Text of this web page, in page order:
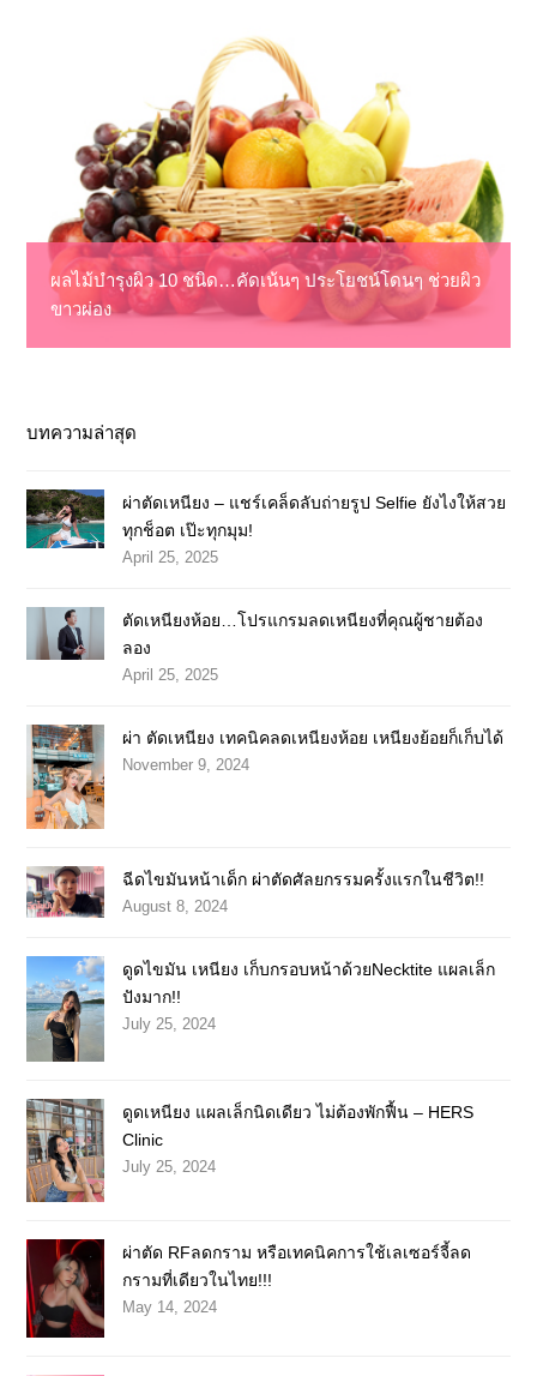
ผลไม้บำรุงผิว 10 ชนิด…คัดเน้นๆ ประโยชน์โดนๆ ช่วยผิว
ขาวผ่อง
บทความล่าสุด
ผ่าตัดเหนียง – แชร์เคล็ดลับถ่ายรูป Selfie ยังไงให้สวย
ทุกช็อต เป๊ะทุกมุม!
April 25, 2025
ตัดเหนียงห้อย…โปรแกรมลดเหนียงที่คุณผู้ชายต้อง
ลอง
April 25, 2025
ผ่า ตัดเหนียง เทคนิคลดเหนียงห้อย เหนียงย้อยก็เก็บได้
November 9, 2024
ฉีดไขมันหน้าเด็ก ผ่าตัดศัลยกรรมครั้งแรกในชีวิต!!
August 8, 2024
ดูดไขมัน เหนียง เก็บกรอบหน้าด้วยNecktite แผลเล็ก
ปังมาก!!
July 25, 2024
ดูดเหนียง แผลเล็กนิดเดียว ไม่ต้องพักฟื้น – HERS
Clinic
July 25, 2024
ผ่าตัด RFลดกราม หรือเทคนิคการใช้เลเซอร์จี้ลด
กรามที่เดียวในไทย!!!
May 14, 2024